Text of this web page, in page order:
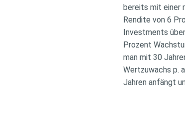
bereits mit einer
Rendite von 6
Investments
Prozent
man mit 30
Wertzuwachs p.
Jahren anfängt